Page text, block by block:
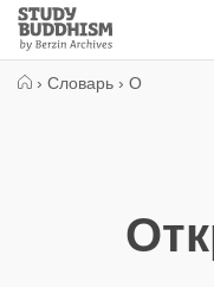
Close
Study
Buddhism
› Словарь › О